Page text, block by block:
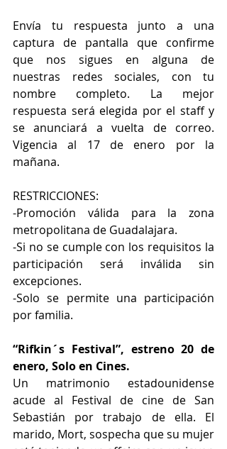
Envía tu respuesta junto a una
captura de pantalla que confirme
que nos sigues en alguna de
nuestras redes sociales, con tu
nombre completo. La mejor
respuesta será elegida por el staff y
se anunciará a vuelta de correo.
Vigencia al 17 de enero por la
mañana.
RESTRICCIONES:
-Promoción válida para la zona
metropolitana de Guadalajara.
-Si no se cumple con los requisitos la
participación será inválida sin
excepciones.
-Solo se permite una participación
por familia.
“Rifkin´s Festival”, estreno 20 de
enero, Solo en Cines.
Un matrimonio estadounidense
acude al Festival de cine de San
Sebastián por trabajo de ella. El
marido, Mort, sospecha que su mujer